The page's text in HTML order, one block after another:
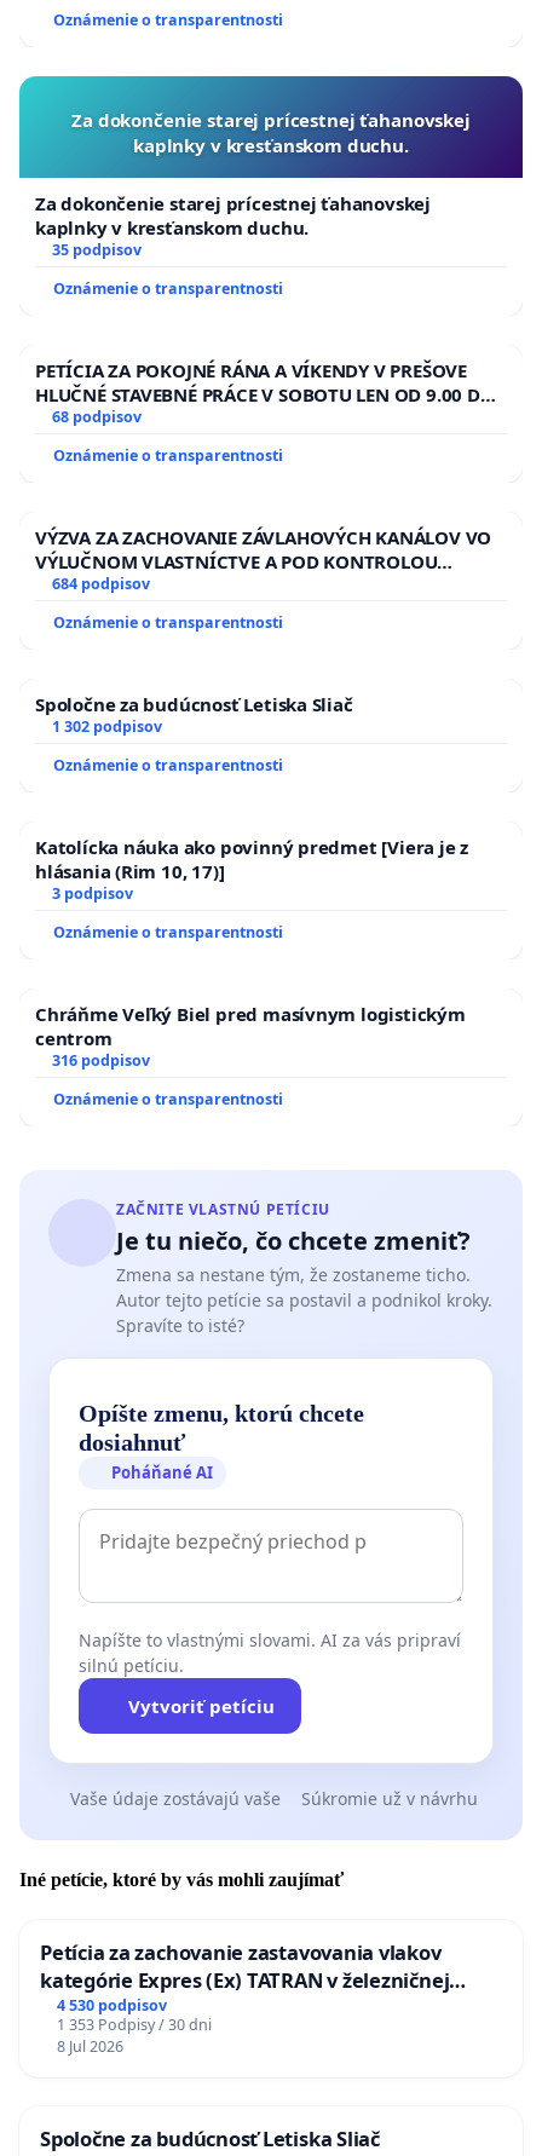
Oznámenie o transparentnosti
Za dokončenie starej prícestnej ťahanovskej
kaplnky v kresťanskom duchu.
Za dokončenie starej prícestnej ťahanovskej
kaplnky v kresťanskom duchu.
35 podpisov
Oznámenie o transparentnosti
PETÍCIA ZA POKOJNÉ RÁNA A VÍKENDY V PREŠOVE
HLUČNÉ STAVEBNÉ PRÁCE V SOBOTU LEN OD 9.00 DO
13.00 HOD., CEZ PRACOVNÝ TÝŽDEŇ CIEĽ 8.00 – 18.00
ĎUMBIERSKEJ/MAGU
68 podpisov
Oznámenie o transparentnosti
VÝZVA ZA ZACHOVANIE ZÁVLAHOVÝCH KANÁLOV VO
VÝLUČNOM VLASTNÍCTVE A POD KONTROLOU
SLOVENSKEJ REPUBLIKY & žiadosť na riešenie
kanálov na Slovensku
684 podpisov
Oznámenie o transparentnosti
Spoločne za budúcnosť Letiska Sliač
1 302 podpisov
Oznámenie o transparentnosti
Katolícka náuka ako povinný predmet [Viera je z
hlásania (Rim 10, 17)]
3 podpisov
Oznámenie o transparentnosti
Chráňme Veľký Biel pred masívnym logistickým
centrom
316 podpisov
Oznámenie o transparentnosti
ZAČNITE VLASTNÚ PETÍCIU
Je tu niečo, čo chcete zmeniť?
Zmena sa nestane tým, že zostaneme ticho.
Autor tejto petície sa postavil a podnikol kroky.
Spravíte to isté?
Opíšte zmenu, ktorú chcete
dosiahnuť
Poháňané AI
Napíšte to vlastnými slovami. AI za vás pripraví
silnú petíciu.
Vytvoriť petíciu
Vaše údaje zostávajú vaše Súkromie už v návrhu
Iné petície, ktoré by vás mohli zaujímať
Petícia za zachovanie zastavovania vlakov
kategórie Expres (Ex) TATRAN v železničnej
stanici Púchov
4 530 podpisov
1 353 Podpisy / 30 dni
8 Jul 2026
Spoločne za budúcnosť Letiska Sliač